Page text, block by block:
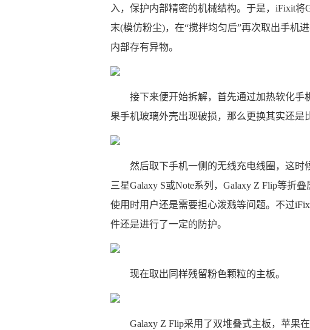
入，保护内部精密的机械结构。于是，iFixit
末(模仿粉尘)，在“搅拌均匀后”再次取出手机
内部存有异物。
接下来便开始拆解，首先通过加热软化手
果手机玻璃外壳出现破损，那么更换其实还是
然后取下手机一侧的无线充电线圈，这
三星Galaxy S或Note系列，Galaxy Z Flip等折
使用时用户还是需要担心泼溅等问题。不过
件还是进行了一定的防护。
现在取出同样残留粉色颗粒的主板。
Galaxy Z Flip采用了双堆叠式主板，苹果